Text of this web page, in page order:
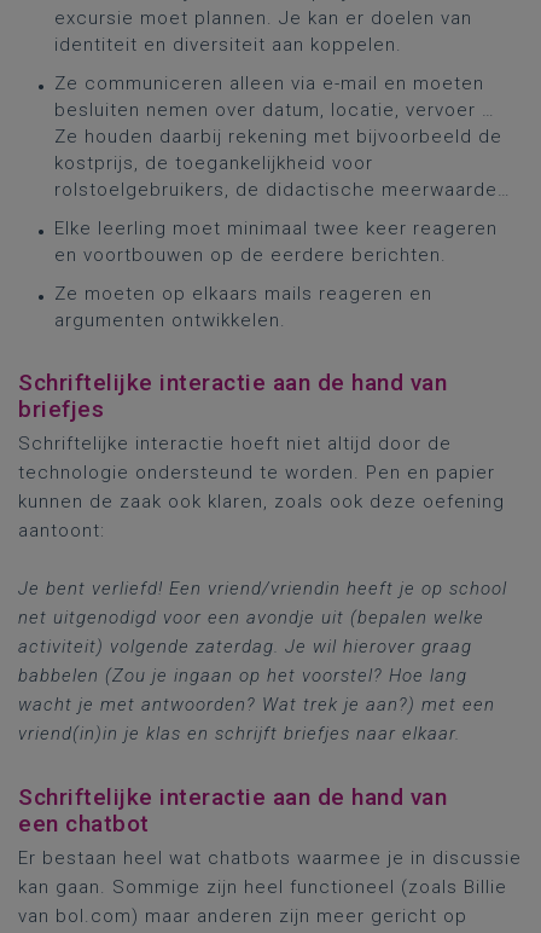
excursie moet plannen. Je kan er doelen van
identiteit en diversiteit aan koppelen.
Ze communiceren alleen via e-mail en moeten
besluiten nemen over datum, locatie, vervoer …
Ze houden daarbij rekening met bijvoorbeeld de
kostprijs, de toegankelijkheid voor
rolstoelgebruikers, de didactische meerwaarde…
Elke leerling moet minimaal twee keer reageren
en voortbouwen op de eerdere berichten.
Ze moeten op elkaars mails reageren en
argumenten ontwikkelen.
Schriftelijke interactie aan de hand van
briefjes
Schriftelijke interactie hoeft niet altijd door de
technologie ondersteund te worden. Pen en papier
kunnen de zaak ook klaren, zoals ook deze oefening
aantoont:
Je bent verliefd! Een vriend/vriendin heeft je op school
net uitgenodigd voor een avondje uit (bepalen welke
activiteit) volgende zaterdag. Je wil hierover graag
babbelen (Zou je ingaan op het voorstel? Hoe lang
wacht je met antwoorden? Wat trek je aan?) met een
vriend(in)in je klas en schrijft briefjes naar elkaar.
Schriftelijke interactie aan de hand van
een chatbot
Er bestaan heel wat chatbots waarmee je in discussie
kan gaan. Sommige zijn heel functioneel (zoals Billie
van bol.com) maar anderen zijn meer gericht op